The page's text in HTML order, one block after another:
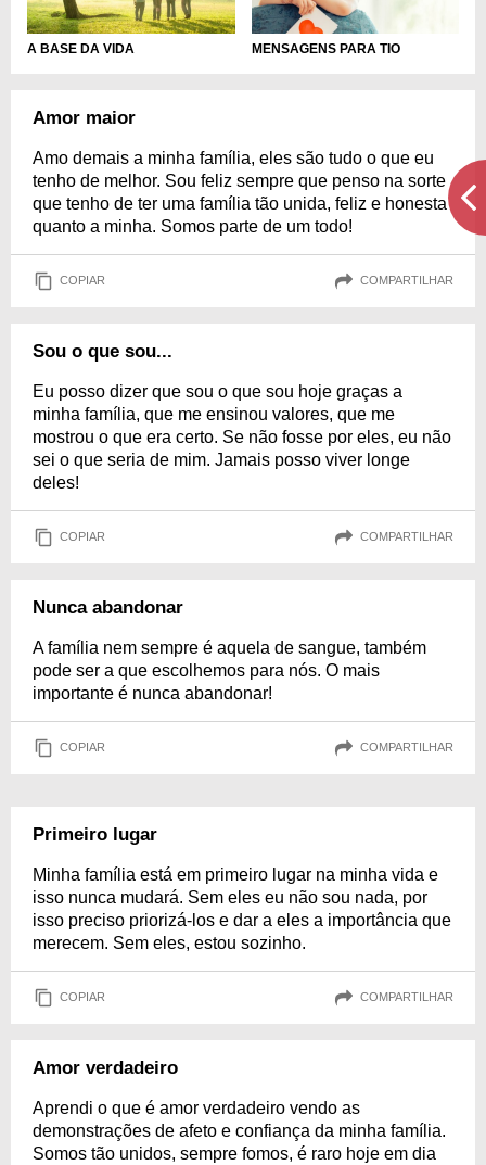
A BASE DA VIDA MENSAGENS PARA TIO
Amor maior
Amo demais a minha família, eles são tudo o que eu
tenho de melhor. Sou feliz sempre que penso na sorte
que tenho de ter uma família tão unida, feliz e honesta
quanto a minha. Somos parte de um todo!
COPIAR COMPARTILHAR
Sou o que sou...
Eu posso dizer que sou o que sou hoje graças a
minha família, que me ensinou valores, que me
mostrou o que era certo. Se não fosse por eles, eu não
sei o que seria de mim. Jamais posso viver longe
deles!
COPIAR COMPARTILHAR
Nunca abandonar
A família nem sempre é aquela de sangue, também
pode ser a que escolhemos para nós. O mais
importante é nunca abandonar!
COPIAR COMPARTILHAR
Primeiro lugar
Minha família está em primeiro lugar na minha vida e
isso nunca mudará. Sem eles eu não sou nada, por
isso preciso priorizá-los e dar a eles a importância que
merecem. Sem eles, estou sozinho.
COPIAR COMPARTILHAR
Amor verdadeiro
Aprendi o que é amor verdadeiro vendo as
demonstrações de afeto e confiança da minha família.
Somos tão unidos, sempre fomos, é raro hoje em dia